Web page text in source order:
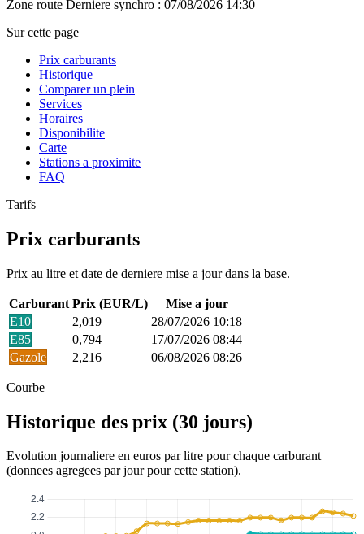
Zone route Derniere synchro : 07/08/2026 14:30
Sur cette page
Prix carburants
Historique
Comparer un plein
Services
Horaires
Disponibilite
Carte
Stations a proximite
FAQ
Tarifs
Prix carburants
Prix au litre et date de derniere mise a jour dans la base.
Carburant Prix (EUR/L)
Mise a jour
E10
2,019
28/07/2026 10:18
E85
0,794
17/07/2026 08:44
Gazole
2,216 06/08/2026 08:26
Courbe
Historique des prix (30 jours)
Evolution journaliere en euros par litre pour chaque carburant
(donnees agregees par jour pour cette station).